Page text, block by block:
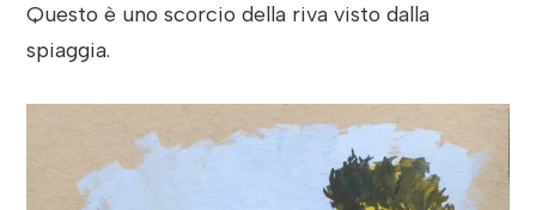
Questo è uno scorcio della riva visto dalla
spiaggia.